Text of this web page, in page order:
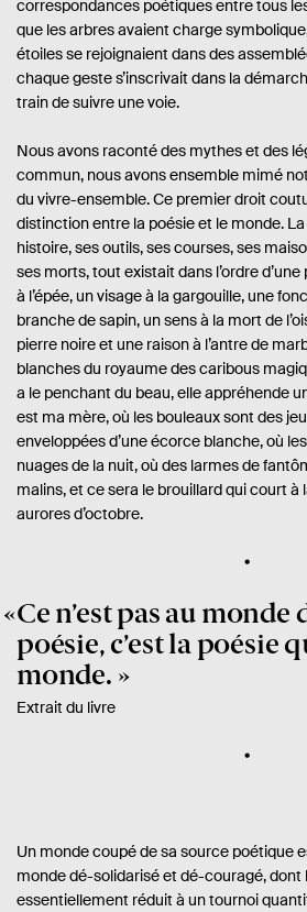
correspondances poétiques entre tous
que les arbres avaient charge
étoiles se rejoignaient dans des
chaque geste s’inscrivait dans la
train de suivre une voie.
Nous avons raconté des mythes et des
commun, nous avons ensemble mimé
du vivre-ensemble. Ce premier droit
distinction entre la poésie et le monde.
histoire, ses outils, ses courses, ses
ses morts, tout existait dans l’ordre
à l’épée, un visage à la gargouille, une
branche de sapin, un sens à la mort de
pierre noire et une raison à l’antre de
blanches du royaume des caribous
a le penchant du beau, elle appréhende
est ma mère, où les bouleaux sont des
enveloppées d’une écorce blanche, où
nuages de la nuit, où des larmes de
malins, et ce sera le brouillard qui court à
aurores d’octobre.
Ce n’est pas au
poésie, c’est la poésie
monde.
Extrait du livre
Un monde coupé de sa source poétique
monde dé-solidarisé et dé-couragé, dont
essentiellement réduit à un tournoi